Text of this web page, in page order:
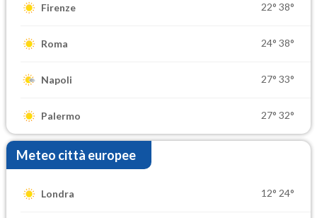
Firenze 22° 38°
Roma 24° 38°
Napoli 27° 33°
Palermo 27° 32°
Meteo città europee
Londra 12° 24°